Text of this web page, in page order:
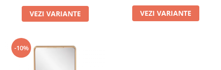
VEZI VARIANTE VEZI VARIANTE
-10%